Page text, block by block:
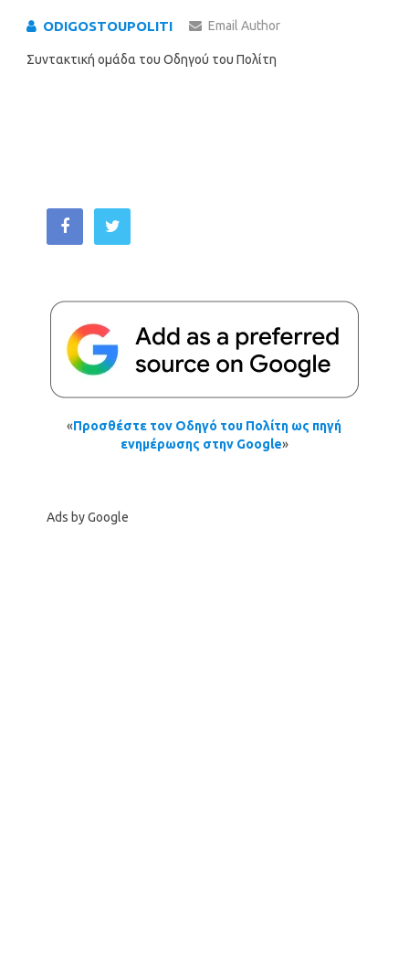
ODIGOSTOUPOLITI Email Author
Συντακτική ομάδα του Οδηγού του Πολίτη
«Προσθέστε τον Οδηγό του Πολίτη ως πηγή
ενημέρωσης στην Google»
Ads by Google